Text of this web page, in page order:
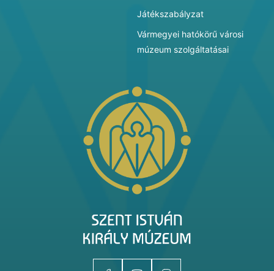
Játékszabályzat
Vármegyei hatókörű városi
múzeum szolgáltatásai